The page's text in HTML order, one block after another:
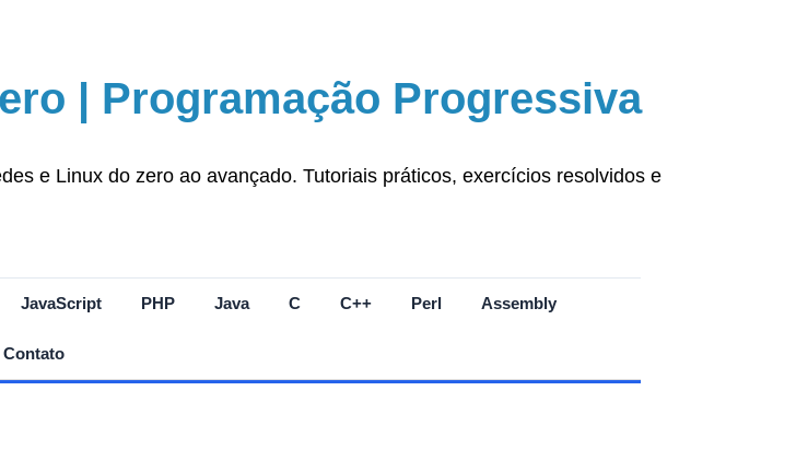
| Programação Progressiva
e Linux do zero ao avançado. Tutoriais práticos, exercícios resolvidos e
JavaScript PHP Java C C++ Perl Assembly
Contato